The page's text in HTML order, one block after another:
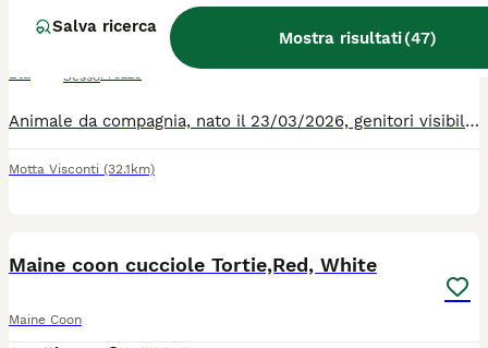
Salva ricerca
Mostra risultati(47)
Maine Coon
Età SessoPrezzo
Animale da compagnia, nato il 23/03/2026, genitori visibili, genitori entrambi sani, cardiografia esenti FIV e Felv, entrambi, hanno tutte le vaccinazioni e sono sotto controllo mensile veterinario, il maschio red tabby ha il pedigree, la madre non è stata iscritta, colore silver, uguale alla gatta della pubblicita della Purina. cucciolata di 5 micini, Ron e un crema e red tabby mackerel, è stato il primo a mangiare cibo solido e croccantini dopo 1 mese e 10 gg., usa la lettiera e copre, carattere docile e socievole e si è dimostrato il più intelligente della cucciolata.
Motta Visconti (32.1km)
Maine coon cucciole Tortie,Red, White
Maine Coon